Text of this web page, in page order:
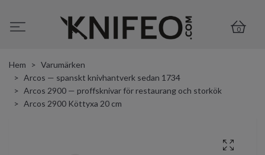
0
Hem
Varumärken
Arcos — spanskt knivhantverk sedan 1734
Arcos 2900 — proffsknivar för restaurang och storkök
Arcos 2900 Köttyxa 20 cm